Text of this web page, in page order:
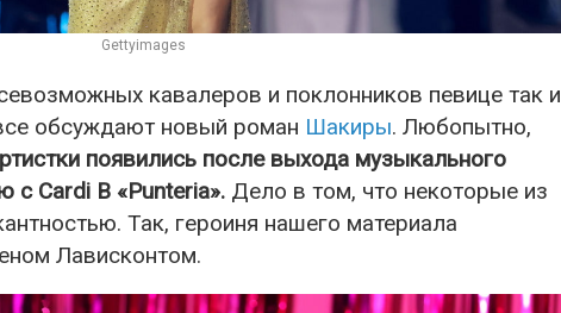
Gettyimages
кавалеров и поклонников певице так и
обсуждают новый роман Шакиры. Любопытно,
появились после выхода музыкального
с Cardi B «Punteria». Дело в том, что некоторые из
Так, героиня нашего материала
Лависконтом.